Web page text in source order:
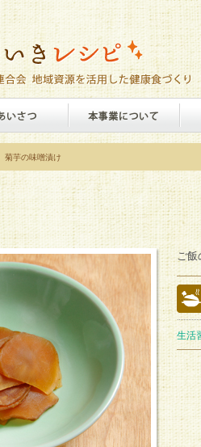
菊芋の味噌漬け
ご飯
生活